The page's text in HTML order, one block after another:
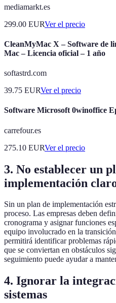
mediamarkt.es
299.00 EURVer el precio
CleanMyMac X – Software de
Mac – Licencia oficial – 1 año
softastrd.com
39.75 EURVer el precio
Software Microsoft 0winoffice
carrefour.es
275.10 EURVer el precio
3. No establecer un
implementación
Sin un plan de implementación
proceso. Las empresas deben
cronograma y asignar funciones
equipo involucrado en la
permitirá identificar problemas
que se conviertan en obstáculos
seguimiento puede ayudar a
4. Ignorar la
sistemas